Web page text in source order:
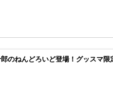
のねんどろいど登場！グッスマ